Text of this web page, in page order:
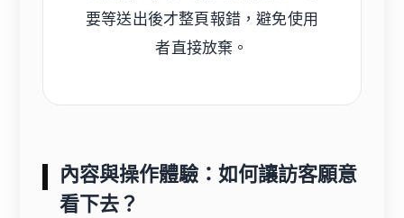
要等送出後才整頁報錯，避免使用
者直接放棄。
內容與操作體驗：如何讓訪客願意
看下去？